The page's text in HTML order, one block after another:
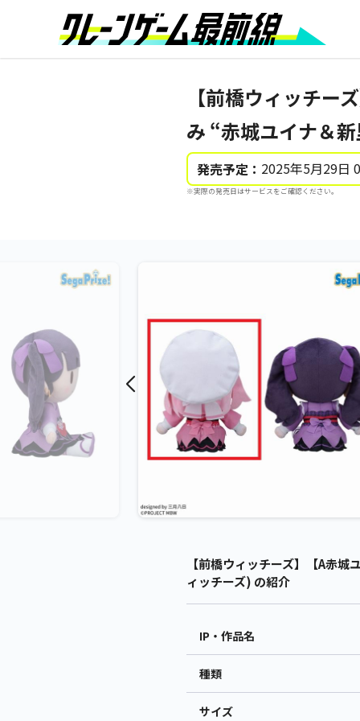
【前橋ウィッチ
み “赤城ユイナ＆
発売予定： 2025年5月29日
※実際の発売日はサービスをご確認ください。
【前橋ウィッチーズ】【A赤
ィッチーズ) の紹介
IP・作品名
種類
サイズ